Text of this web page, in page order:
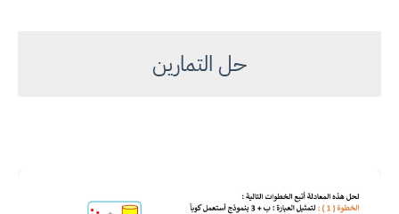
حل التمارين